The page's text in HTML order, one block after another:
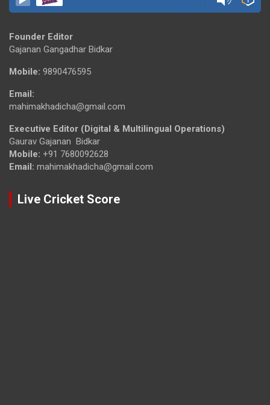
Founder Editor
Gajanan Gangadhar Bidkar
Mobile: 9890476595
Email:
mahimakhadicha@gmail.com
Executive Editor (Digital & Multilingual Operations)
Gaurav Gajanan Bidkar
Mobile: +91 7680092628
Email: mahimakhadicha@gmail.com
Live Cricket Score